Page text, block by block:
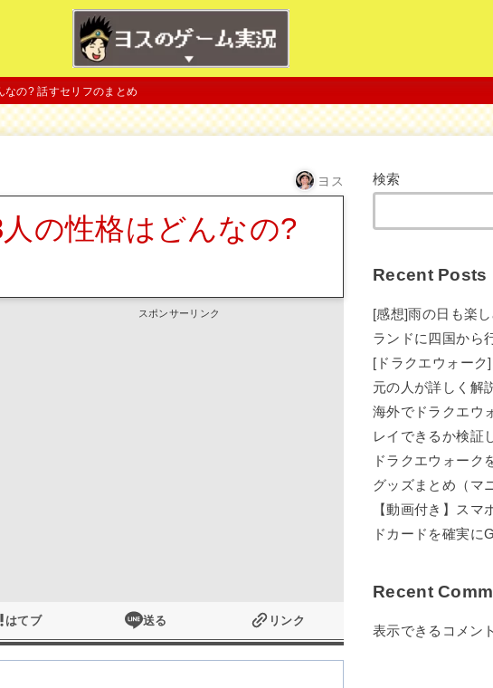
の? 話すセリフのまとめ
ヨス
の性格はどんなの?
スポンサーリンク
はてブ 送る リンク
検索
Recent Posts
[感想]雨の日も楽
ランドに四国から
[ドラクエウォー
元の人が詳しく解
海外でドラクエウ
レイできるか検証
ドラクエウォーク
グッズまとめ（マ
【動画付き】ス
ドカードを確実に
Recent
表示できるコメン